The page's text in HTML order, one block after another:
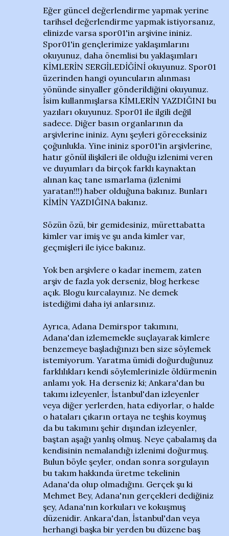
Eğer güncel değerlendirme yapmak yerine
tarihsel değerlendirme yapmak istiyorsanız,
elinizde varsa spor01'in arşivine ininiz.
Spor01'in gençlerimize yaklaşımlarını
okuyunuz, daha önemlisi bu yaklaşımları
KİMLERİN SERGİLEDİĞİNİ okuyunuz. Spor01
üzerinden hangi oyuncuların alınması
yönünde sinyaller gönderildiğini okuyunuz.
İsim kullanmışlarsa KİMLERİN YAZDIĞINI bu
yazıları okuyunuz. Spor01 ile ilgili değil
sadece. Diğer basın organlarının da
arşivlerine ininiz. Aynı şeyleri göreceksiniz
çoğunlukla. Yine ininiz spor01'in arşivlerine,
hatır gönül ilişkileri ile olduğu izlenimi veren
ve duyumları da birçok farklı kaynaktan
alınan kaç tane ısmarlama (izlenimi
yaratan!!!) haber olduğuna bakınız. Bunları
KİMİN YAZDIĞINA bakınız.
Sözün özü, bir gemidesiniz, mürettabatta
kimler var imiş ve şu anda kimler var,
geçmişleri ile iyice bakınız.
Yok ben arşivlere o kadar inemem, zaten
arşiv de fazla yok derseniz, blog herkese
açık. Blogu kurcalayınız. Ne demek
istediğimi daha iyi anlarsınız.
Ayrıca, Adana Demirspor takımını,
Adana'dan izlememekle suçlayarak kimlere
benzemeye başladığınızı ben size söylemek
istemiyorum. Yaratma ümidi doğurduğunuz
farklılıkları kendi söylemlerinizle öldürmenin
anlamı yok. Ha derseniz ki; Ankara'dan bu
takımı izleyenler, İstanbul'dan izleyenler
veya diğer yerlerden, hata ediyorlar, o halde
o hataları çıkarın ortaya ne teşhis koymuş
da bu takımını şehir dışından izleyenler,
baştan aşağı yanlış olmuş. Neye çabalamış da
kendisinin nemalandığı izlenimi doğurmuş.
Bulun böyle şeyler, ondan sonra sorgulayın
bu takım hakkında üretme tekelinin
Adana'da olup olmadığını. Gerçek şu ki
Mehmet Bey, Adana'nın gerçekleri dediğiniz
şey, Adana'nın korkuları ve kokuşmuş
düzenidir. Ankara'dan, İstanbul'dan veya
herhangi başka bir yerden bu düzene baş